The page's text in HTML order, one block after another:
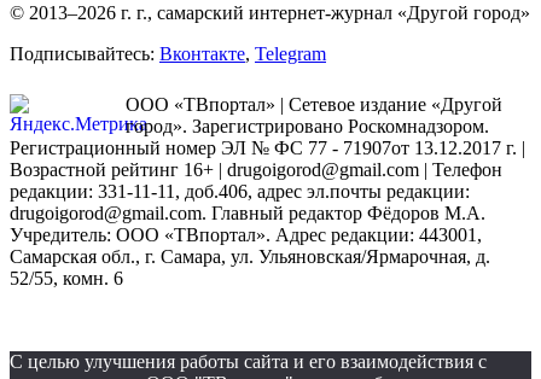
© 2013–2026 г. г., самарский интернет-журнал «Другой город»
Подписывайтесь: Вконтакте, Telegram
ООО «ТВпортал» | Сетевое издание «Другой
город». Зарегистрировано Роскомнадзором.
Регистрационный номер ЭЛ № ФС 77 - 71907от 13.12.2017 г. |
Возрастной рейтинг 16+ | drugoigorod@gmail.com | Телефон
редакции: 331-11-11, доб.406, адрес эл.почты редакции:
drugoigorod@gmail.com. Главный редактор Фёдоров М.А.
Учредитель: ООО «ТВпортал». Адрес редакции: 443001,
Самарская обл., г. Самара, ул. Ульяновская/Ярмарочная, д.
52/55, комн. 6
С целью улучшения работы сайта и его взаимодействия с